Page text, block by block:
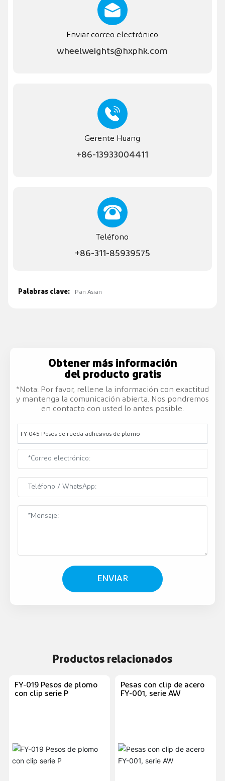
Enviar correo electrónico
wheelweights@hxphk.com
Gerente Huang
+86-13933004411
Teléfono
+86-311-85939575
Palabras clave: Pan Asian
Obtener más información
del producto gratis
*Nota: Por favor, rellene la información con exactitud
y mantenga la comunicación abierta. Nos pondremos
en contacto con usted lo antes posible.
FY-045 Pesos de rueda adhesivos de plomo
ENVIAR
Productos relacionados
FY-019 Pesos de plomo
con clip serie P
Pesas con clip de acero
FY-001, serie AW